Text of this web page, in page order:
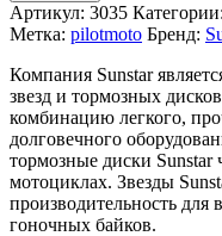
Артикул: 3035 Категории:
Метка: pilotmoto Бренд:
Компания Sunstar
звезд и тормозных
комбинацию легкого,
долговечного
тормозные диски Sunstar
мотоциклах. Звезды
производительность
гоночных байков.